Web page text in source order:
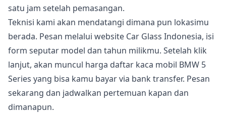
satu jam setelah pemasangan.
Teknisi kami akan mendatangi dimana pun lokasimu
berada. Pesan melalui website Car Glass Indonesia, isi
form seputar model dan tahun milikmu. Setelah klik
lanjut, akan muncul harga daftar kaca mobil BMW 5
Series yang bisa kamu bayar via bank transfer. Pesan
sekarang dan jadwalkan pertemuan kapan dan
dimanapun.